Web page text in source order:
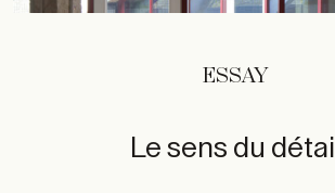
ESSAY
Le sens du détail